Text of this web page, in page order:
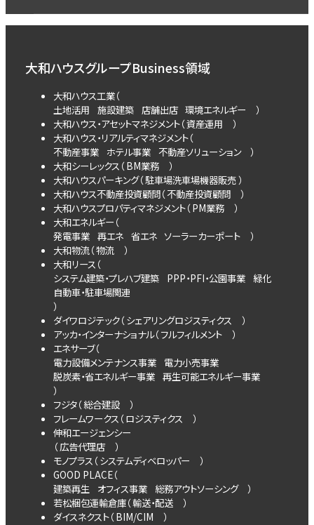
大和ハウスグループBusiness領域
大和ハウス工業（
土地活用 施設建築 店舗出店 環境エネルギー
）
大和ハウス・アセットマネジメント（資産運用
）
大和ハウス・リアルティマネジメント（
不動産事業 ホテル事業 不動産ソリューション
）
大和シーレックス（ BM業務
）
大和ハウスパーキング（駐車場洗車場機器販売 ）
大和ハウス不動産投資顧問（ 不動産投資顧問
）
大和ハウスプロパティマネジメント（ PM業務
）
大和エネルギー（
発電事業 再エネ 省エネ ソーラーカーポート
）
大和物流（物流
）
大和リース（
システム建築・プレハブ建築 PPP・PFI・公園事業
緑化
自動車・駐車場関連
）
ダイワロジテック（ シェアリングロジスティクス
）
アッカ・インターナショナル（ フルフィルメント
）
エネサーブ（
電力設備メンテナンス事業 電力小売事業
脱炭素・省エネルギー事業 再生可能エネルギー事業
）
フジタ（総合建設
）
フレームワークス（ ロジスティクス
）
伸和エージェンシー
（広告代理店
）
モノプラス（ システムディベロッパー
）
GOOD PLACE（
建築再生 オフィス事業 総務アウトソーシング
）
若松梱包運輸倉庫（輸送・配送
）
ダイスネクスト（ BIM/CIM ）